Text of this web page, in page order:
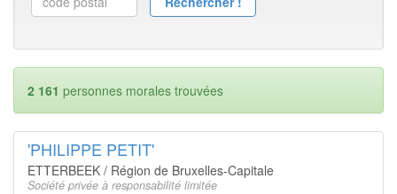
2 161 personnes morales trouvées
'PHILIPPE PETIT'
ETTERBEEK / Région de Bruxelles-Capitale
Société privée à responsabilité limitée